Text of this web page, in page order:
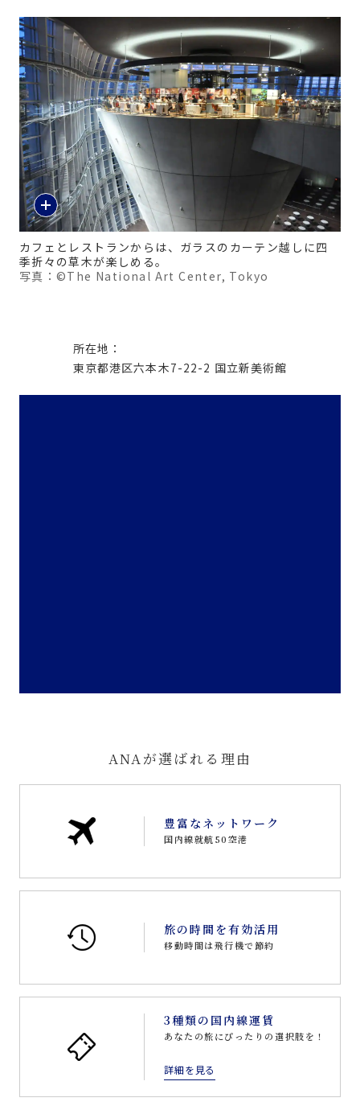
カフェとレストランからは、ガラスのカーテン越しに四
季折々の草木が楽しめる。
写真：©The National Art Center, Tokyo
所在地：
東京都港区六本木7-22-2 国立新美術館
ANAが選ばれる理由
豊富なネットワーク
国内線就航50空港
旅の時間を有効活用
移動時間は飛行機で節約
3種類の国内線運賃
あなたの旅にぴったりの選択肢を！
詳細を見る